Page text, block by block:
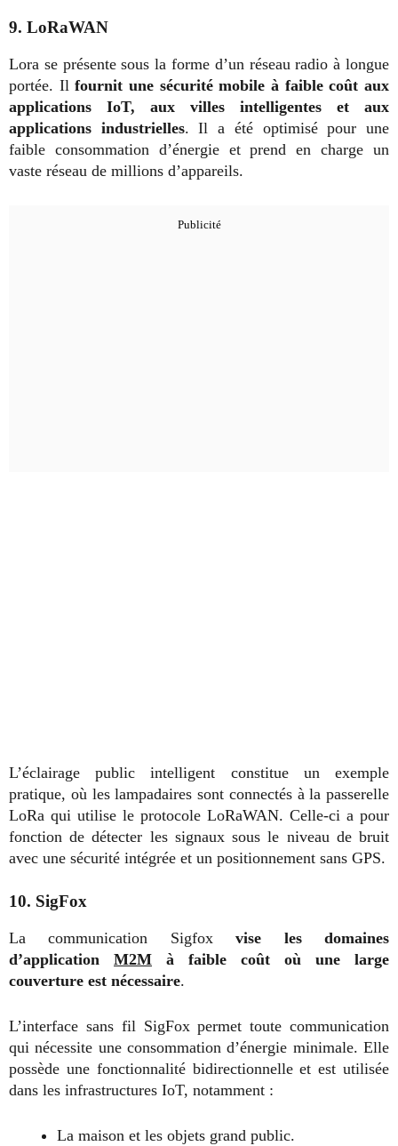
9. LoRaWAN
Lora se présente sous la forme d’un réseau radio à longue
portée. Ilfournit une sécurité mobile à faible coût aux
applications IoT, aux villes intelligentes et aux
applications industrielles. Il a été optimisé pour une
faible consommation d’énergie et prend en charge un
vaste réseau de millions d’appareils.
L’éclairage public intelligent constitue un exemple
pratique, où les lampadaires sont connectés à la passerelle
LoRa qui utilise le protocole LoRaWAN. Celle-ci a pour
fonction de détecter les signaux sous le niveau de bruit
avec une sécurité intégrée et un positionnement sans GPS.
10. SigFox
La communication Sigfoxvise les domaines
d’application M2M à faible coût où une large
couverture est nécessaire.
L’interface sans fil SigFox permet toute communication
qui nécessite une consommation d’énergie minimale. Elle
possède une fonctionnalité bidirectionnelle et est utilisée
dans les infrastructures IoT, notamment :
La maison et les objets grand public.